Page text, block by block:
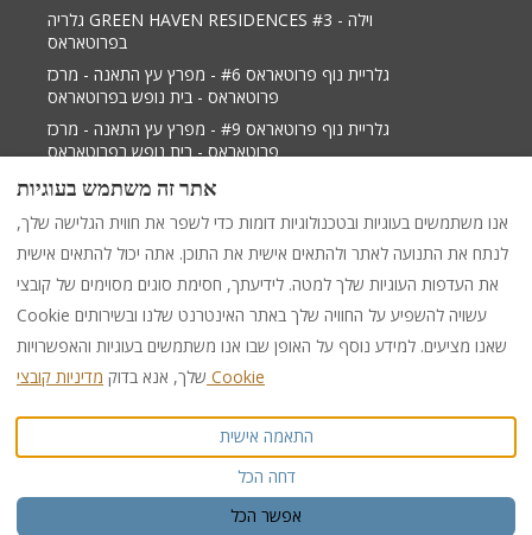
גלריה GREEN HAVEN RESIDENCES #3 - וילה
בפרוטאראס
גלריית נוף פרוטאראס #6 - מפרץ עץ התאנה - מרכז
פרוטאראס - בית נופש בפרוטאראס
גלריית נוף פרוטאראס #9 - מפרץ עץ התאנה - מרכז
פרוטאראס - בית נופש בפרוטאראס
גלריית נוף פרוטאראס 2 - מפרץ תאנה טרי מרכז פרוטאראס
עִברִית EUR +35799538599
284 Protaras -Cape Greco
Avenue, Shop 1,
PARALIMNI, Famagusta,
אימייל:
info@purpleinternational.e
אתר זה משתמש בעוגיות
אנו משתמשים בעוגיות ובטכנולוגיות דומות כדי לשפר את חווית הגלישה שלך,
לנתח את התנועה לאתר ולהתאים אישית את התוכן. אתה יכול להתאים אישית
את העדפות העוגיות שלך למטה. לידיעתך, חסימת סוגים מסוימים של קובצי
Cookie עשויה להשפיע על החוויה שלך באתר האינטרנט שלנו ובשירותים
שאנו מציעים. למידע נוסף על האופן שבו אנו משתמשים בעוגיות והאפשרויות
שלך, אנא בדוק מדיניות קובצי Cookie
התאמה אישית
דחה הכל
אפשר הכל